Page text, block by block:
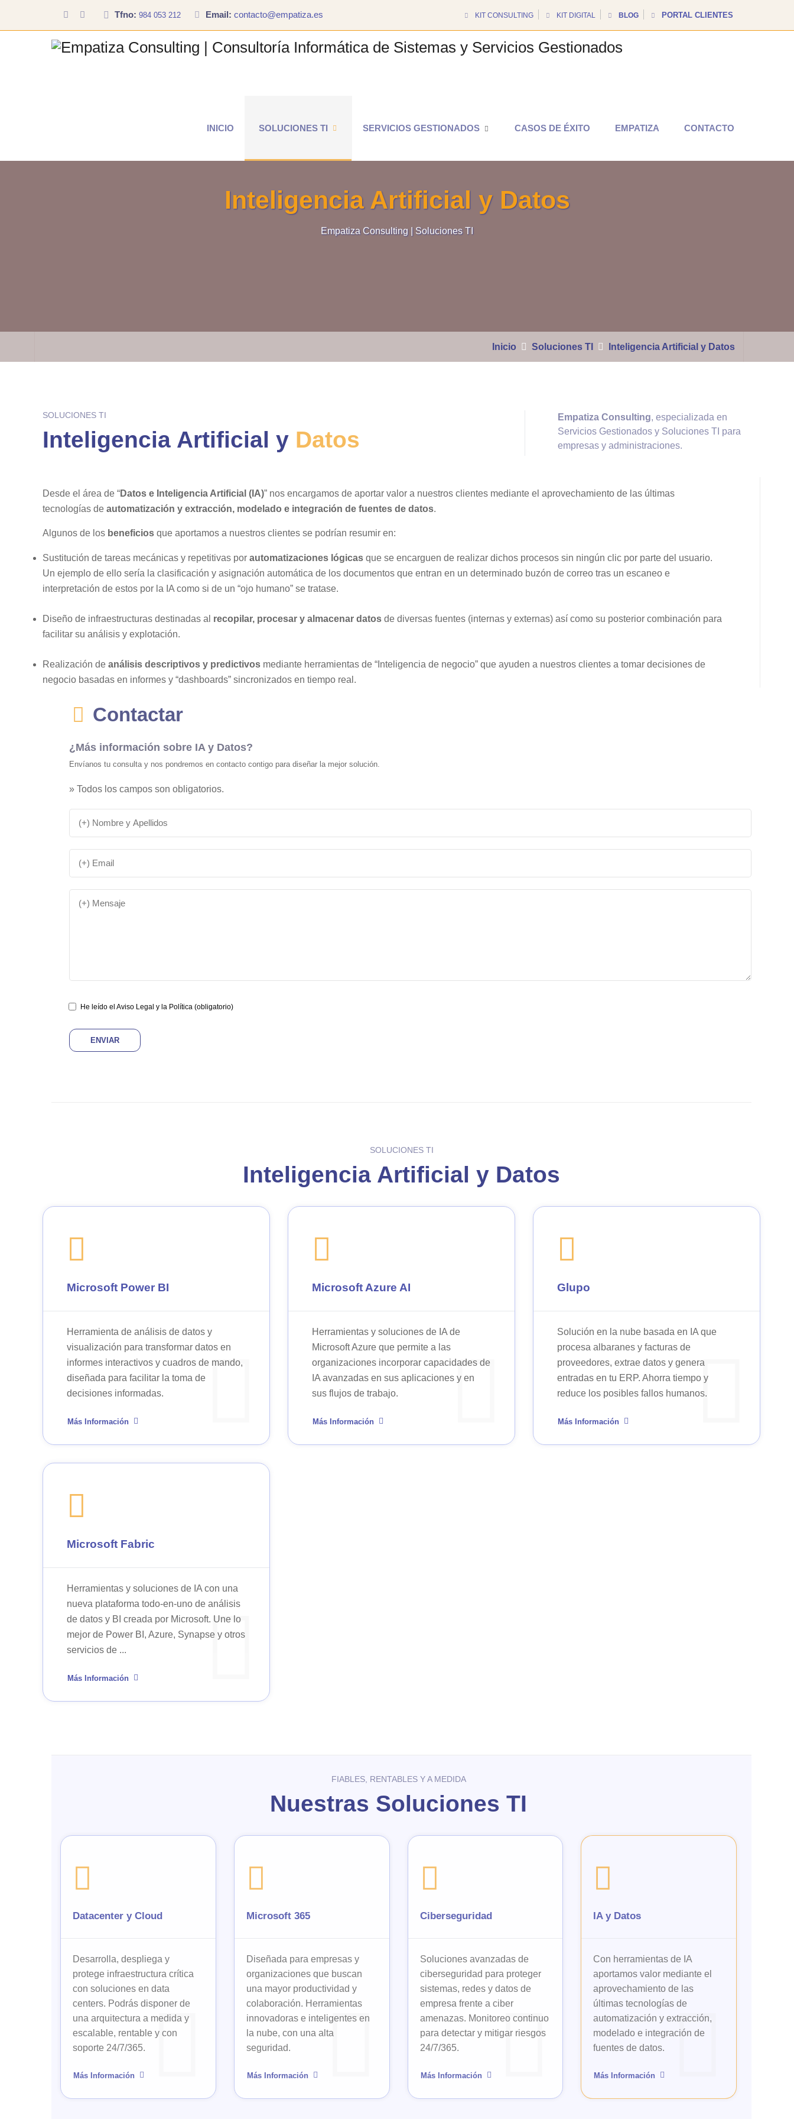
Tfno: 984 053 212 Email: contacto@empatiza.es KIT CONSULTING KIT DIGITAL BLOG PORTAL CLIENTES
INICIO SOLUCIONES TI SERVICIOS GESTIONADOS CASOS DE ÉXITO EMPATIZA CONTACTO
Inteligencia Artificial y Datos
Empatiza Consulting | Soluciones TI
Inicio Soluciones TI Inteligencia Artificial y Datos
SOLUCIONES TI
Inteligencia Artificial y Datos
Empatiza Consulting, especializada en
Servicios Gestionados y Soluciones TI para
empresas y administraciones.
Desde el área de “Datos e Inteligencia Artificial (IA)” nos encargamos de aportar valor a nuestros clientes mediante el aprovechamiento de las últimas
tecnologías de automatización y extracción, modelado e integración de fuentes de datos.
Algunos de los beneficios que aportamos a nuestros clientes se podrían resumir en:
Sustitución de tareas mecánicas y repetitivas por automatizaciones lógicas que se encarguen de realizar dichos procesos sin ningún clic por parte del usuario.
Un ejemplo de ello sería la clasificación y asignación automática de los documentos que entran en un determinado buzón de correo tras un escaneo e
interpretación de estos por la IA como si de un “ojo humano” se tratase.
Diseño de infraestructuras destinadas al recopilar, procesar y almacenar datos de diversas fuentes (internas y externas) así como su posterior combinación para
facilitar su análisis y explotación.
Realización de análisis descriptivos y predictivos mediante herramientas de “Inteligencia de negocio” que ayuden a nuestros clientes a tomar decisiones de
negocio basadas en informes y “dashboards” sincronizados en tiempo real.
Contactar
¿Más información sobre IA y Datos?
Envíanos tu consulta y nos pondremos en contacto contigo para diseñar la mejor solución.
» Todos los campos son obligatorios.
He leído el Aviso Legal y la Política (obligatorio)
SOLUCIONES TI
Inteligencia Artificial y Datos
Microsoft Power BI
Herramienta de análisis de datos y
visualización para transformar datos en
informes interactivos y cuadros de mando,
diseñada para facilitar la toma de
decisiones informadas.
Más Información
Microsoft Azure AI
Herramientas y soluciones de IA de
Microsoft Azure que permite a las
organizaciones incorporar capacidades de
IA avanzadas en sus aplicaciones y en
sus flujos de trabajo.
Más Información
Glupo
Solución en la nube basada en IA que
procesa albaranes y facturas de
proveedores, extrae datos y genera
entradas en tu ERP. Ahorra tiempo y
reduce los posibles fallos humanos.
Más Información
Microsoft Fabric
Herramientas y soluciones de IA con una
nueva plataforma todo-en-uno de análisis
de datos y BI creada por Microsoft. Une lo
mejor de Power BI, Azure, Synapse y otros
servicios de ...
Más Información
FIABLES, RENTABLES Y A MEDIDA
Nuestras Soluciones TI
Datacenter y Cloud
Desarrolla, despliega y
protege infraestructura crítica
con soluciones en data
centers. Podrás disponer de
una arquitectura a medida y
escalable, rentable y con
soporte 24/7/365.
Más Información
Microsoft 365
Diseñada para empresas y
organizaciones que buscan
una mayor productividad y
colaboración. Herramientas
innovadoras e inteligentes en
la nube, con una alta
seguridad.
Más Información
Ciberseguridad
Soluciones avanzadas de
ciberseguridad para proteger
sistemas, redes y datos de
empresa frente a ciber
amenazas. Monitoreo continuo
para detectar y mitigar riesgos
24/7/365.
Más Información
IA y Datos
Con herramientas de IA
aportamos valor mediante el
aprovechamiento de las
últimas tecnologías de
automatización y extracción,
modelado e integración de
fuentes de datos.
Más Información